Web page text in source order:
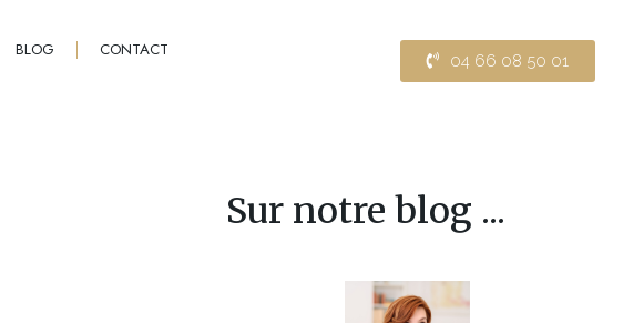
BLOG CONTACT
04 66 08 50 01
Sur notre blog ...